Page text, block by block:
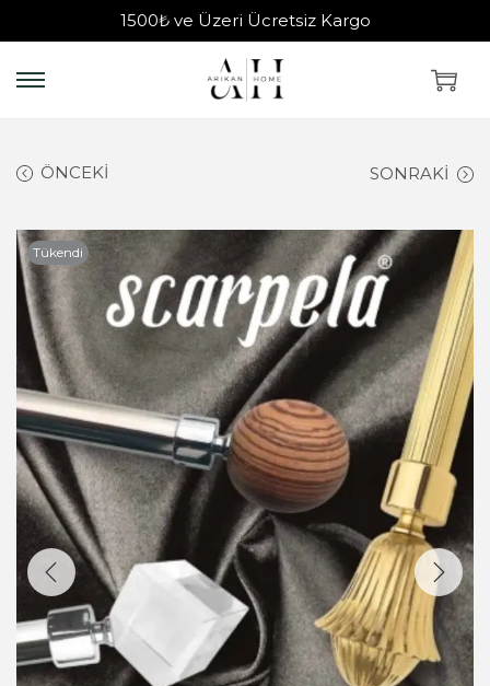
1500₺ ve Üzeri Ücretsiz Kargo
ÖNCEKI SONRAKI
Tükendi